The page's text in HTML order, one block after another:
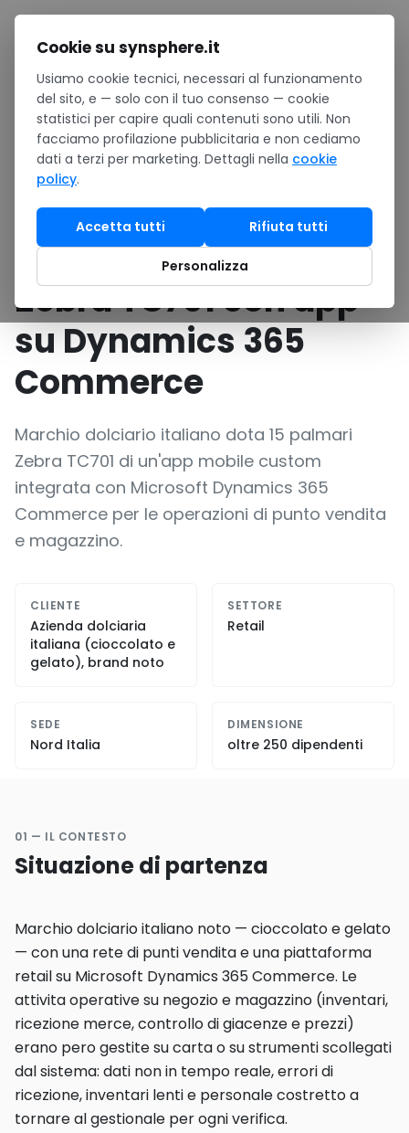
Salta al contenuto
Home / Case study
Azienda dolciaria italiana: 15 palmari Zebra TC701 con app
su Dynamics 365 Commerce
SOFTWARE
Azienda dolciaria
italiana: 15 palmari
Zebra TC701 con app
su Dynamics 365
Commerce
Marchio dolciario italiano dota 15 palmari
Zebra TC701 di un'app mobile custom
integrata con Microsoft Dynamics 365
Commerce per le operazioni di punto vendita
e magazzino.
CLIENTE
Azienda dolciaria
italiana (cioccolato e
gelato), brand noto
SETTORE
Retail
SEDE
Nord Italia
DIMENSIONE
oltre 250 dipendenti
01 — IL CONTESTO
Situazione di partenza
Marchio dolciario italiano noto — cioccolato e gelato
— con una rete di punti vendita e una piattaforma
retail su Microsoft Dynamics 365 Commerce. Le
attivita operative su negozio e magazzino (inventari,
ricezione merce, controllo di giacenze e prezzi)
erano pero gestite su carta o su strumenti scollegati
dal sistema: dati non in tempo reale, errori di
ricezione, inventari lenti e personale costretto a
tornare al gestionale per ogni verifica.
Cookie su synsphere.it
Usiamo cookie tecnici, necessari al funzionamento
del sito, e — solo con il tuo consenso — cookie
statistici per capire quali contenuti sono utili. Non
facciamo profilazione pubblicitaria e non cediamo
dati a terzi per marketing. Dettagli nella cookie
policy.
Accetta tutti Rifiuta tutti
Personalizza